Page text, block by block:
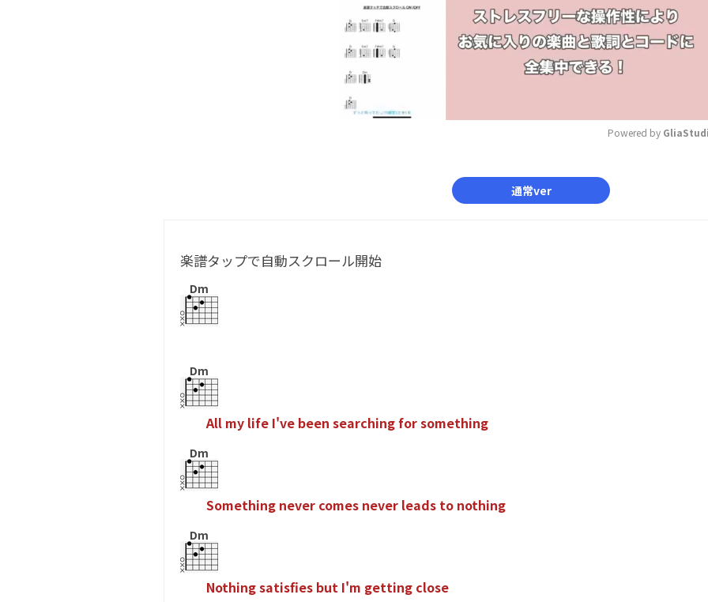
Powered by
通常ver
楽譜タップで自動スクロール開始
Dm
Dm
All my life I've been searchingforsomething
Dm
Something never comes never leads to nothing
Dm
Nothingsatisfes but I'm getting close